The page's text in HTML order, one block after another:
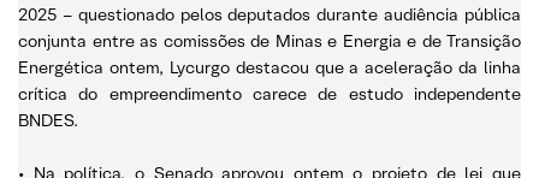
2025 – questionado pelos deputados durante audiência pública
conjunta entre as comissões de Minas e Energia e de Transição
Energética ontem, Lycurgo destacou que a aceleração da linha
crítica do empreendimento carece de estudo independente
BNDES.
• Na política, o Senado aprovou ontem o projeto de lei que